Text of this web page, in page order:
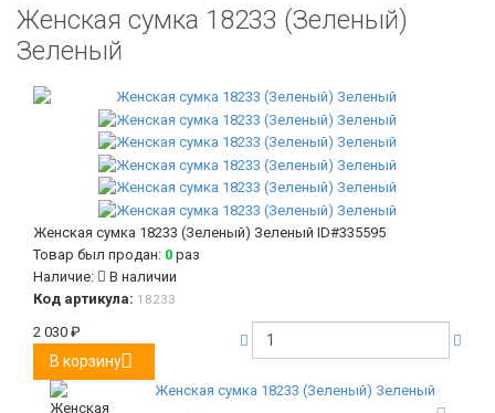
Женская сумка 18233 (Зеленый)
Зеленый
Женская сумка 18233 (Зеленый) Зеленый ID#335595
Товар был продан: 0 раз
Наличие:
В наличии
Код артикула: 18233
2 030 ₽
В корзину
Женская сумка 18233 (Зеленый) Зеленый